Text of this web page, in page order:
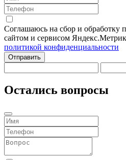
Соглашаюсь на сбор и обработку
сайтом и сервисом
политикой конфиденциальности
Отправить
Остались вопросы